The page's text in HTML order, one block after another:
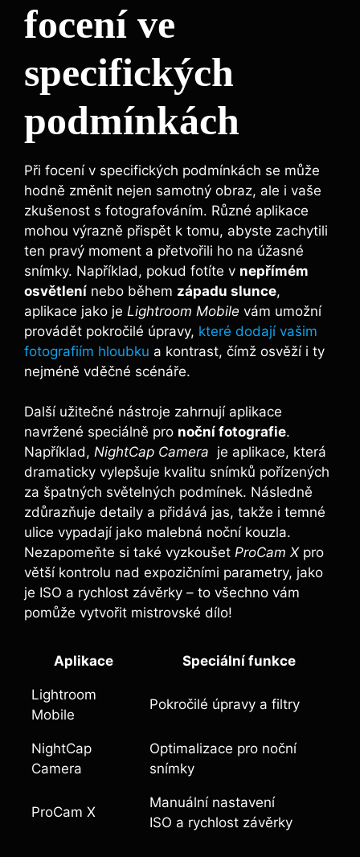
focení ve
specifických
podmínkách
Při focení v specifických⁢ podmínkách se může
hodně změnit nejen samotný obraz, ale i vaše
zkušenost ‍s fotografováním. Různé aplikace
mohou výrazně přispět k tomu, ‌abyste zachytili
ten pravý moment‍ a přetvořili ho‍ na ‌úžasné
snímky. Například, pokud fotíte v nepřímém
osvětlení ​nebo během západu slunce,
aplikace jako je Lightroom Mobile vám umožní
provádět ⁣pokročilé úpravy, které dodají vašim
fotografiím hloubku a kontrast, čímž osvěží i ty
nejméně ​vděčné scénáře.
Další užitečné ‌nástroje ⁤zahrnují aplikace
navržené speciálně pro noční fotografie.
Například, NightCap Camera ⁢ je aplikace, která⁤
dramaticky vylepšuje kvalitu snímků pořízených
za špatných světelných podmínek. Následně
⁣zdůrazňuje detaily a přidává jas, takže⁢ i temné
ulice vypadají jako malebná‌ noční kouzla.‍
Nezapomeňte si také vyzkoušet ProCam X⁣pro
‌větší‌ kontrolu nad expozičními parametry, jako
je ISO a rychlost‌ závěrky – to všechno vám
pomůže vytvořit mistrovské dílo!
Aplikace Speciální ‍funkce
Lightroom
Mobile
Pokročilé ⁢úpravy a filtry
NightCap⁢
Camera
Optimalizace pro⁤ noční
snímky
ProCam X
Manuální ⁣nastavení
ISO​ a rychlost závěrky